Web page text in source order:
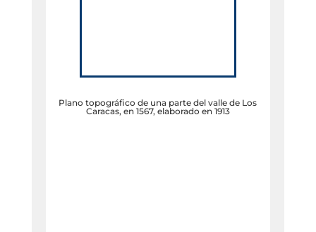
Plano topográfico de una parte del valle de Los
Caracas, en 1567, elaborado en 1913